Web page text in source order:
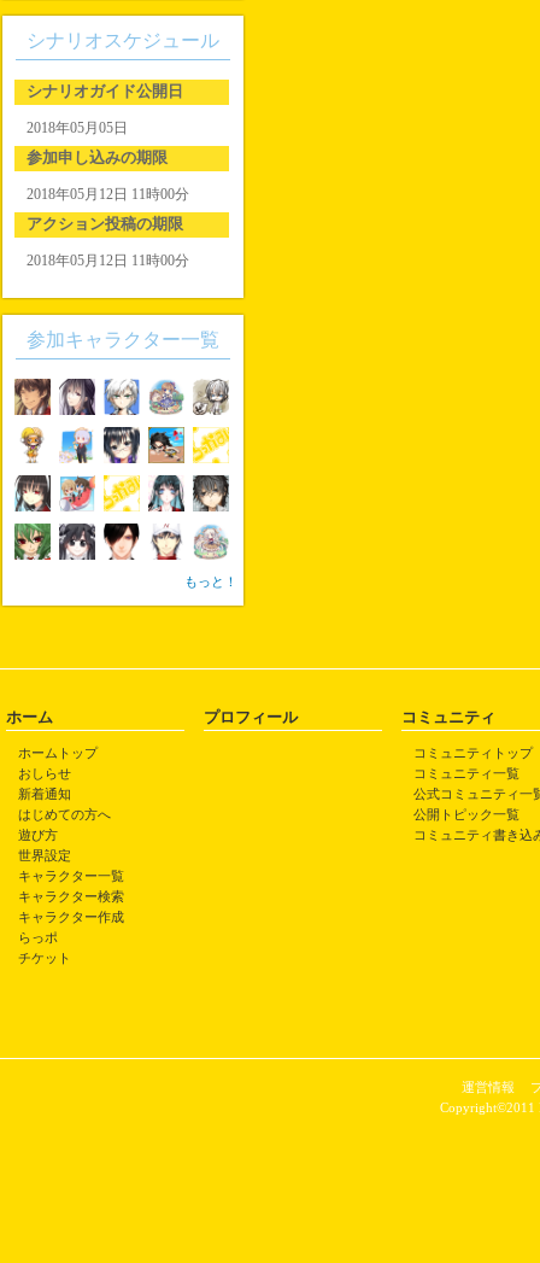
シナリオスケジュール
シナリオガイド公開日
2018年05月05日
参加申し込みの期限
2018年05月12日 11時00分
アクション投稿の期限
2018年05月12日 11時00分
参加キャラクター一覧
もっと！
ホーム
ホームトップ
おしらせ
新着通知
はじめての方へ
遊び方
世界設定
キャラクター一覧
キャラクター検索
キャラクター作成
らっポ
チケット
プロフィール コミュニティ
コミュニティトップ
コミュニティ一覧
公式コミュニティ一
公開トピック一覧
コミュニティ書き込
運営情報
Copyright©2011